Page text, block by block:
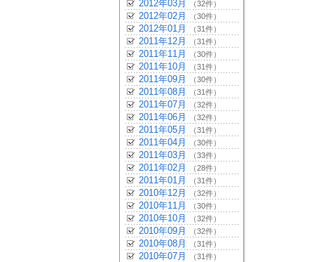
2012年03月 （32件）
2012年02月 （30件）
2012年01月 （31件）
2011年12月 （31件）
2011年11月 （30件）
2011年10月 （31件）
2011年09月 （30件）
2011年08月 （31件）
2011年07月 （32件）
2011年06月 （32件）
2011年05月 （31件）
2011年04月 （30件）
2011年03月 （33件）
2011年02月 （28件）
2011年01月 （31件）
2010年12月 （32件）
2010年11月 （30件）
2010年10月 （32件）
2010年09月 （32件）
2010年08月 （31件）
2010年07月 （31件）